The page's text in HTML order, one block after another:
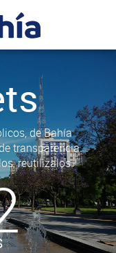
de Bahía
transparencia.
reutilizalos.